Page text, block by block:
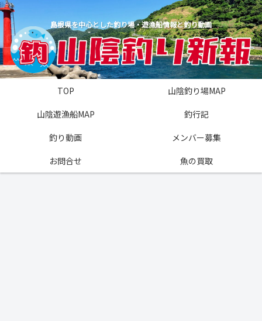
島根県を中心とした釣り場・遊漁船情報と釣り動画
TOP
山陰釣り場MAP
山陰遊漁船MAP
釣行記
釣り動画
メンバー募集
お問合せ
魚の買取